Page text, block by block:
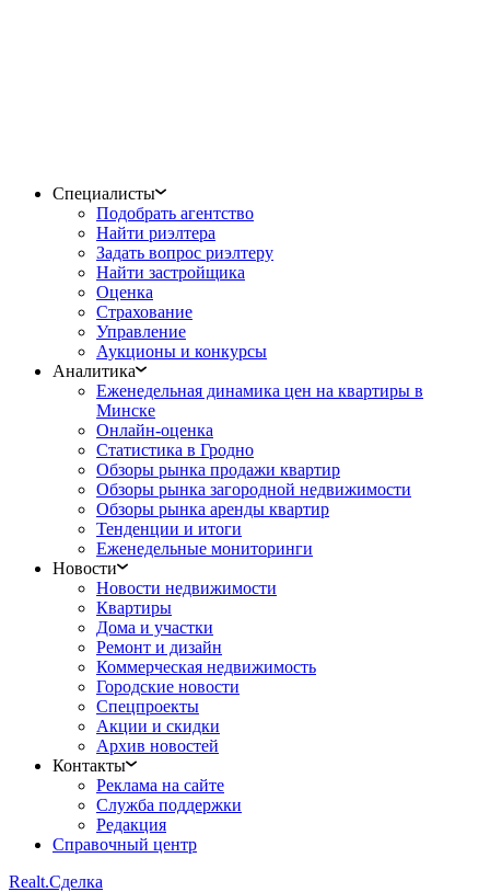
Специалисты
Подобрать агентство
Найти риэлтера
Задать вопрос риэлтеру
Найти застройщика
Оценка
Страхование
Управление
Аукционы и конкурсы
Аналитика
Еженедельная динамика цен на квартиры в
Минске
Онлайн-оценка
Статистика в Гродно
Обзоры рынка продажи квартир
Обзоры рынка загородной недвижимости
Обзоры рынка аренды квартир
Тенденции и итоги
Еженедельные мониторинги
Новости
Новости недвижимости
Квартиры
Дома и участки
Ремонт и дизайн
Коммерческая недвижимость
Городские новости
Спецпроекты
Акции и скидки
Архив новостей
Контакты
Реклама на сайте
Служба поддержки
Редакция
Справочный центр
Realt.Сделка